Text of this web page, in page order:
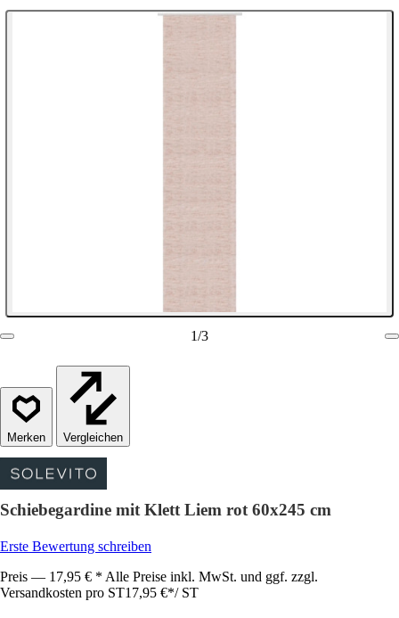
1/3
Vergleichen
Schiebegardine mit Klett Liem rot 60x245 cm
Erste Bewertung schreiben
Preis — 17,95 € * Alle Preise inkl. MwSt. und ggf. zzgl.
Versandkosten pro ST17,95 €*/ ST